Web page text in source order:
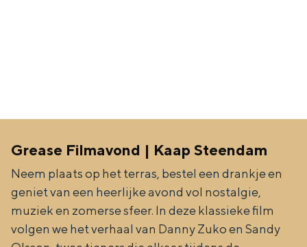
Grease Filmavond | Kaap Steendam
Neem plaats op het terras, bestel een drankje en
geniet van een heerlijke avond vol nostalgie,
muziek en zomerse sfeer. In deze klassieke film
volgen we het verhaal van Danny Zuko en Sandy